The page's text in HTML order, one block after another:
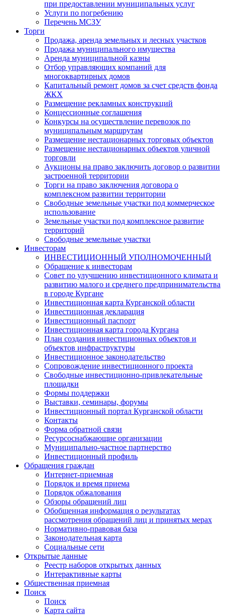
при предоставлении муниципальных услуг
Услуги по погребению
Перечень МСЗУ
Торги
Продажа, аренда земельных и лесных участков
Продажа муниципального имущества
Аренда муниципальной казны
Отбор управляющих компаний для
многоквартирных домов
Капитальный ремонт домов за счет средств фонда
ЖКХ
Размещение рекламных конструкций
Концессионные соглашения
Конкурсы на осуществление перевозок по
муниципальным маршрутам
Размещение нестационарных торговых объектов
Размещение нестационарных объектов уличной
торговли
Аукционы на право заключить договор о развитии
застроенной территории
Торги на право заключения договора о
комплексном развитии территории
Свободные земельные участки под коммерческое
использование
Земельные участки под комплексное развитие
территорий
Свободные земельные участки
Инвесторам
ИНВЕСТИЦИОННЫЙ УПОЛНОМОЧЕННЫЙ
Обращение к инвесторам
Совет по улучшению инвестиционного климата и
развитию малого и среднего предпринимательства
в городе Кургане
Инвестиционная карта Курганской области
Инвестиционная декларация
Инвестиционный паспорт
Инвестиционная карта города Кургана
План создания инвестиционных объектов и
объектов инфраструктуры
Инвестиционное законодательство
Сопровождение инвестиционного проекта
Свободные инвестиционно-привлекательные
площадки
Формы поддержки
Выставки, семинары, форумы
Инвестиционный портал Курганской области
Контакты
Форма обратной связи
Ресурсоснабжающие организации
Муниципально-частное партнерство
Инвестиционный профиль
Обращения граждан
Интернет-приемная
Порядок и время приема
Порядок обжалования
Обзоры обращений лиц
Обобщенная информация о результатах
рассмотрения обращений лиц и принятых мерах
Нормативно-правовая база
Законодательная карта
Социальные сети
Открытые данные
Реестр наборов открытых данных
Интерактивные карты
Общественная приемная
Поиск
Поиск
Карта сайта